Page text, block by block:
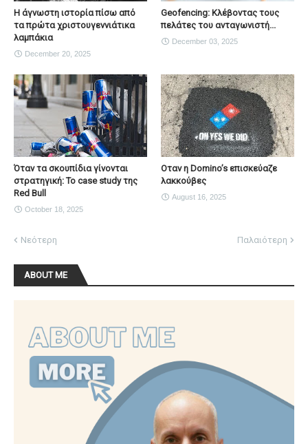
Η άγνωστη ιστορία πίσω από
τα πρώτα χριστουγεννιάτικα
λαμπάκια
December 20, 2025
Geofencing: Κλέβοντας τους
πελάτες του ανταγωνιστή...
December 03, 2025
Όταν τα σκουπίδια γίνονται
στρατηγική: Το case study της
Red Bull
October 18, 2025
Οταν η Domino’s επισκεύαζε
λακκούβες
August 16, 2025
Νεότερη Παλαιότερη
ABOUT ME